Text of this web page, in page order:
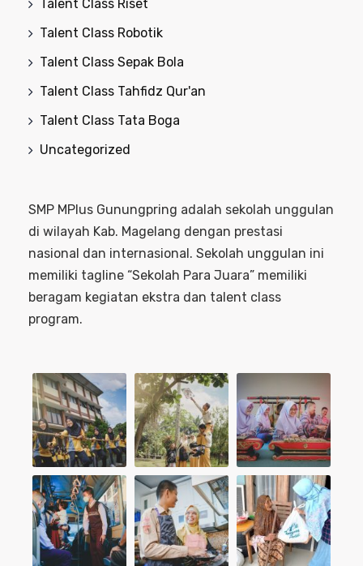
Talent Class Riset
Talent Class Robotik
Talent Class Sepak Bola
Talent Class Tahfidz Qur'an
Talent Class Tata Boga
Uncategorized
SMP MPlus Gunungpring adalah sekolah unggulan
di wilayah Kab. Magelang dengan prestasi
nasional dan internasional. Sekolah unggulan ini
memiliki tagline “Sekolah Para Juara” memiliki
beragam kegiatan ekstra dan talent class
program.